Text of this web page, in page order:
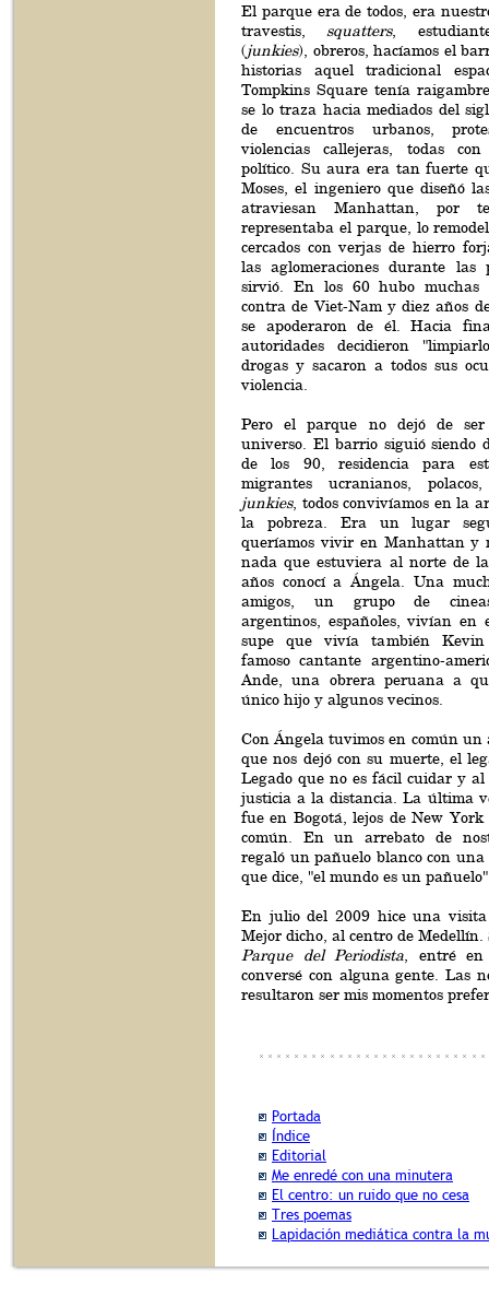
El parque era de todos, era
travestis,squatters,
(junkies), obreros, hacíamos el
historias aquel tradicional
Tompkins Square tenía
se lo traza hacia mediados del
de encuentros urbanos,
violencias callejeras, todas
político. Su aura era tan fuerte
Moses, el ingeniero que diseñó
atraviesan Manhattan, por
representaba el parque, lo
cercados con verjas de hierro
las aglomeraciones durante las
sirvió. En los 60 hubo muchas
contra de Viet-Nam y diez años
se apoderaron de él. Hacia
autoridades decidieron
drogas y sacaron a todos sus
violencia.
Pero el parque no dejó de
universo. El barrio siguió siendo
de los 90, residencia para
migrantes ucranianos,
junkies, todos convivíamos en la
la pobreza. Era un lugar
queríamos vivir en Manhattan y
nada que estuviera al norte de
años conocí a Ángela. Una
amigos, un grupo de
argentinos, españoles, vivían en
supe que vivía también Kevin
famoso cantante argentino-
Ande, una obrera peruana a
único hijo y algunos vecinos.
Con Ángela tuvimos en común un
que nos dejó con su muerte, el
Legado que no es fácil cuidar y al
justicia a la distancia. La última
fue en Bogotá, lejos de New
común. En un arrebato de
regaló un pañuelo blanco con
que dice, "el mundo es un
En julio del 2009 hice una
Mejor dicho, al centro de Medellín.
Parque del Periodista, entré
conversé con alguna gente. Las
resultaron ser mis momentos
Portada
Índice
Editorial
Me enredé con una minutera
El centro: un ruido que no cesa
Tres poemas
Lapidación mediática contra la